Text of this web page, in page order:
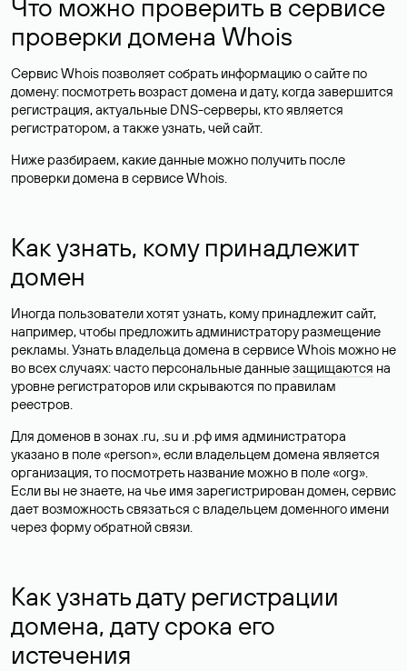
Что можно проверить в сервисе
проверки домена Whois
Сервис Whois позволяет собрать информацию о сайте по
домену: посмотреть возраст домена и дату, когда завершится
регистрация, актуальные DNS-серверы, кто является
регистратором, а также узнать, чей сайт.
Ниже разбираем, какие данные можно получить после
проверки домена в сервисе Whois.
Как узнать, кому принадлежит
домен
Иногда пользователи хотят узнать, кому принадлежит сайт,
например, чтобы предложить администратору размещение
рекламы. Узнать владельца домена в сервисе Whois можно не
во всех случаях: часто персональные данныезащищаются на
уровне регистраторов или скрываются по правилам
реестров.
Для доменов в зонах .ru, .su и .рф имя администратора
указано в поле «person», если владельцем домена является
организация, то посмотреть название можно в поле «org».
Если вы не знаете, на чье имя зарегистрирован домен, сервис
дает возможность связаться с владельцем доменного имени
через форму обратной связи.
Как узнать дату регистрации
домена, дату срока его
истечения